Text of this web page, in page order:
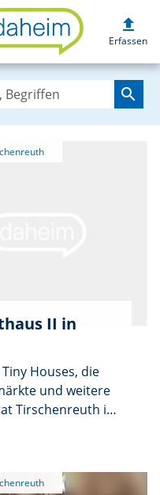
upload
Erfassen
search
Stadt Tirschenreuth
II in
Houses, die
und weitere
Tirschenreuth in
38 in
Stadt Tirschenreuth